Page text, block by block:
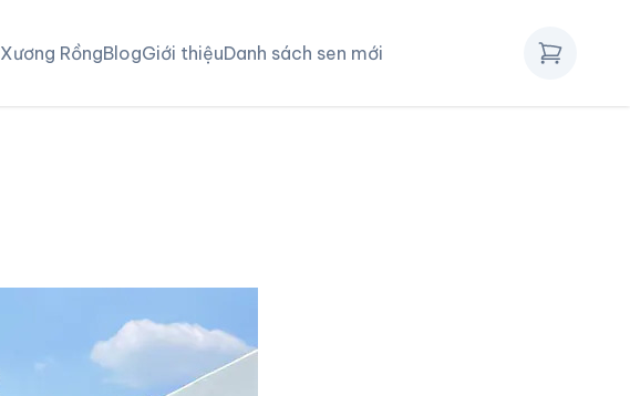
Xương RồngBlogGiới thiệuDanh sách sen mới